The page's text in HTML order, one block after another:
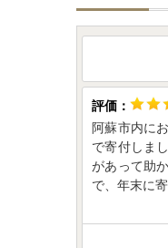
阿蘇市内に
で寄付しま
があって助
で、年末に